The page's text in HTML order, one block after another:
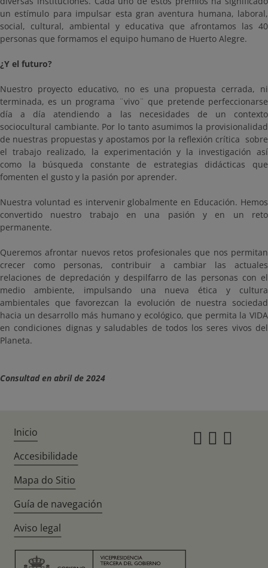
un estímulo para impulsar esta gran aventura humana, laboral,
social, cultural, ambiental y educativa que afrontamos las 40
personas que formamos el equipo humano de Huerto Alegre.
¿Y el futuro?
Nuestro proyecto educativo, no es una propuesta cerrada, ni
terminada, es un programa ¨vivo¨ que pretende perfeccionarse
día a día atendiendo a las necesidades de un contexto
sociocultural cambiante. Por lo tanto asumimos la provisionalidad
de nuestras propuestas y apostamos por la reflexión crítica sobre
el trabajo realizado, la experimentación y la investigación así
como la búsqueda constante de estrategias didácticas que
fomenten el gusto y la pasión por aprender.
Nuestra voluntad es intervenir globalmente en Educación. Hemos
convertido nuestro trabajo en una pasión y en un reto
permanente.
Queremos afrontar nuevos retos profesionales que nos permitan
crecer como personas, contribuir a cambiar las actuales
relaciones de depredación y despilfarro de las personas con el
medio ambiente, impulsando una nueva ética y cultura
ambientales que favorezcan la evolución de nuestra sociedad
hacia un desarrollo más humano y ecológico, que permita la VIDA
en condiciones dignas y saludables de todos los seres vivos del
Planeta.
Consultad en abril de 2024
Inicio
Accesibilidade
Mapa do Sitio
Guía de navegación
Aviso legal